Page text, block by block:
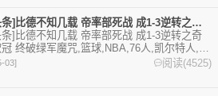
[体育头条]比德不知几载 帝率部死战 成1-3逆转之奇迹 脱
]比德不知几载 帝率部死战 成1-3逆转之奇
终破绿军魔咒,篮球,NBA,76人,凯尔特人,恩
迎收藏本站，24小时为你更新最新的足球，
资讯。
03] 阅读(4525)